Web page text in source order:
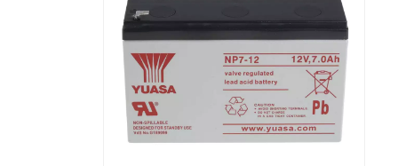
Control y calidad
Ordenar por fecha descendente
Jean L.
Publicado el 6/1/26, 12:09 PM (Fecha del